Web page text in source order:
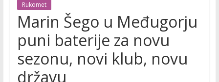
Rukomet
Marin Šego u Međugorju
puni baterije za novu
sezonu, novi klub, novu
državu